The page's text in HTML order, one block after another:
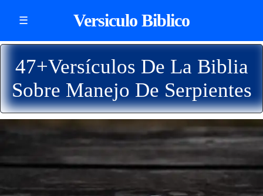
☰ Versiculo Biblico
47+Versículos De La Biblia
Sobre Manejo De Serpientes